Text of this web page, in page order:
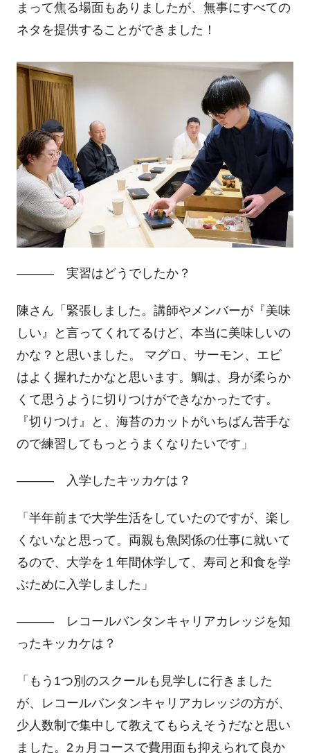
まって焦る場面もありましたが、無事にすべての
ネタを提供することができました！
――― 実習はどうでしたか？
陳さん「緊張しました。講師やメンバーが『美味
しい』と言ってくれてるけど、本当に美味しいの
かな？と思いました。 マグロ、サーモン、エビ
はよく握れたかなと思います。鯛は、身が柔らか
くて思うように切りつけができなかったです。
『切りつけ』と、海苔のカットがいちばん苦手な
ので練習してもっとうまくなりたいです」
――― 入学したキッカケは？
「半年前まで大学生活をしていたのですが、楽し
くないなと思って。両親も魚関係の仕事に就いて
るので、大学を１年間休学して、寿司と和食を学
ぶために入学しました」
―――レコールバンタンキャリアカレッジを知
ったキッカケは？
「もう 1つ別のスクールも見学しに行きました
が、レコールバンタンキャリアカレッジの方が、
少人数制で集中して教えてもらえそうだなと思い
ました。 2 ヵ月コースで費用面も抑えられて良か